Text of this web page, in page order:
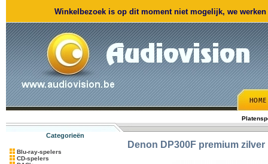
Winkelbezoek is op dit moment niet mogelijk, we
Categorieën
Blu-ray-spelers
CD-spelers
Denon DP300F premium zilver